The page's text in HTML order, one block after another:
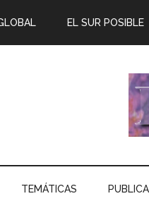
EL SUR POSIBLE
TEMÁTICAS